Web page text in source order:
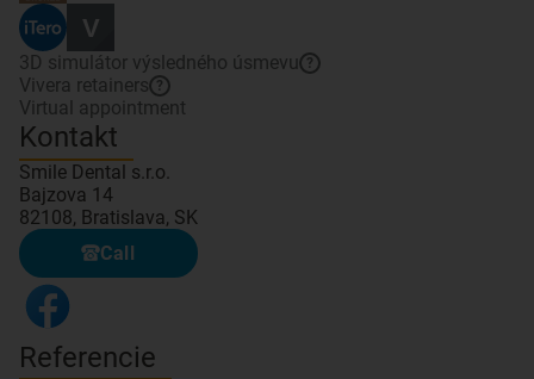
3D simulátor výsledného úsmevu ?
Vivera retainers ?
Virtual appointment
Kontakt
Smile Dental s.r.o.
Bajzova 14
82108, Bratislava, SK
Call
Referencie